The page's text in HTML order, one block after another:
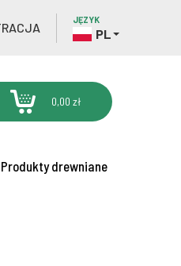
JĘZYK
PL
0,00 zł
Produkty drewniane